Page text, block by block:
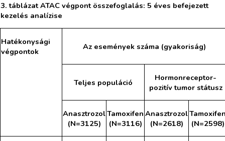
3. táblázat ATAC végpont összefoglalás: 5 éves befejezett
kezelés analízise
Hatékonysági
végpontok
Az események száma (gyakoriság)
Teljes populáció
Hormonreceptor-
pozitív tumor státusz
Anasztrozol
(N=3125)
Tamoxifen
(N=3116)
Anasztrozol
(N=2618)
(N=2598)